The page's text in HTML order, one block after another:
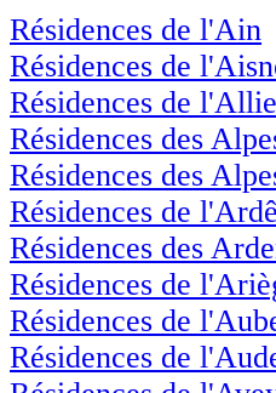
Résidences de l'Ain
Résidences de
Résidences de
Résidences des
Résidences des
Résidences de
Résidences des
Résidences de
Résidences de
Résidences de